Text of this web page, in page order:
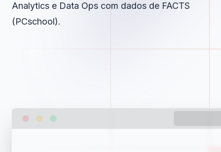
Analytics e Data Ops com dados de FACTS
(PCschool).